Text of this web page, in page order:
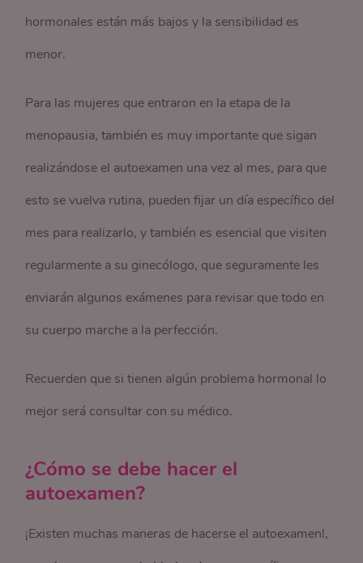
hormonales están más bajos y la sensibilidad es
menor.
Para las mujeres que entraron en la etapa de la
menopausia, también es muy importante que sigan
realizándose el autoexamen una vez al mes, para que
esto se vuelva rutina, pueden fijar un día específico del
mes para realizarlo, y también es esencial que visiten
regularmente a su ginecólogo, que seguramente les
enviarán algunos exámenes para revisar que todo en
su cuerpo marche a la perfección.
Recuerden que si tienen algún problema hormonal lo
mejor será consultar con su médico.
¿Cómo se debe hacer el
autoexamen?
¡Existen muchas maneras de hacerse el autoexamen!,